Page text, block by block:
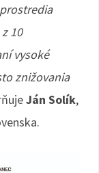
10
vysoké
znižovania
Ján Solík,